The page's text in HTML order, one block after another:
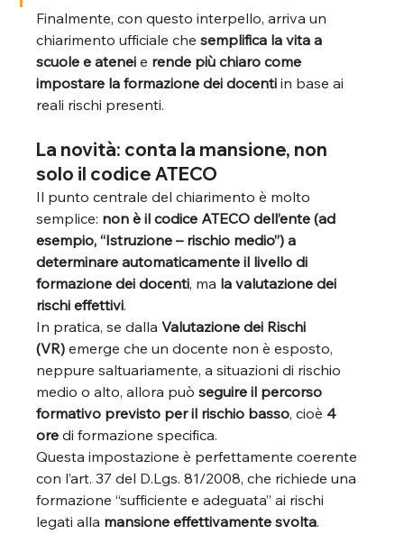
Finalmente, con questo interpello, arriva un
chiarimento ufficiale che semplifica la vita a
scuole e atenei e rende più chiaro come
impostare la formazione dei docenti in base ai
reali rischi presenti.
La novità: conta la mansione, non
solo il codice ATECO
Il punto centrale del chiarimento è molto
semplice: non è il codice ATECO dell’ente (ad
esempio, “Istruzione – rischio medio”) a
determinare automaticamente il livello di
formazione dei docenti, ma la valutazione dei
rischi effettivi.
In pratica, se dalla Valutazione dei Rischi
(VR) emerge che un docente non è esposto,
neppure saltuariamente, a situazioni di rischio
medio o alto, allora può seguire il percorso
formativo previsto per il rischio basso, cioè 4
ore di formazione specifica.
Questa impostazione è perfettamente coerente
con l’art. 37 del D.Lgs. 81/2008, che richiede una
formazione “sufficiente e adeguata” ai rischi
legati alla mansione effettivamente svolta.